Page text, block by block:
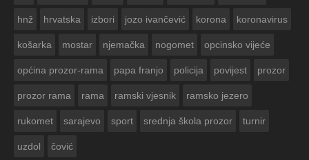
hnž hrvatska izbori jozo ivančević korona koronavirus
košarka mostar njemačka nogomet opcinsko vijeće
općina prozor-rama papa franjo policija povijest prozor
prozor rama rama ramski vjesnik ramsko jezero
rukomet sarajevo sport srednja škola prozor turnir
uzdol čović